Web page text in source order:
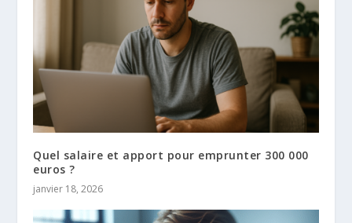
Quel salaire et apport pour emprunter 300 000
euros ?
janvier 18, 2026